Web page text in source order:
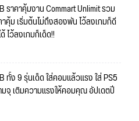
ราคาคุ้มงาน Commart Unlimit รวม
คุ้ม เริ่มต้นไม่ถึงสองพัน ไว้ลงเกมก็ดี
ไว้ลงเกมก็เด็ด!!
ทั้ง 9 รุ่นเด็ด ใส่คอมแล้วแรง ใส่ PS5
จุ เติมความแรงให้คอมคุณ อัปเดตปี